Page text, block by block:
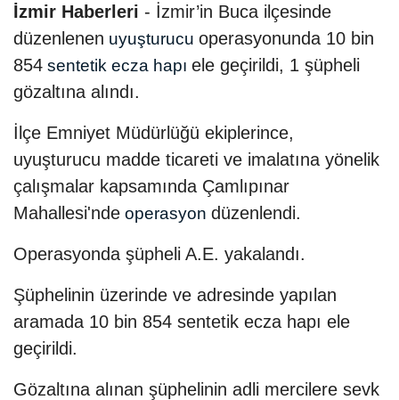
İzmir Haberleri - İzmir’in Buca ilçesinde
düzenlenen uyuşturucu operasyonunda 10 bin
854 sentetik ecza hapı ele geçirildi, 1 şüpheli
gözaltına alındı.
İlçe Emniyet Müdürlüğü ekiplerince,
uyuşturucu madde ticareti ve imalatına yönelik
çalışmalar kapsamında Çamlıpınar
Mahallesi'nde operasyon düzenlendi.
Operasyonda şüpheli A.E. yakalandı.
Şüphelinin üzerinde ve adresinde yapılan
aramada 10 bin 854 sentetik ecza hapı ele
geçirildi.
Gözaltına alınan şüphelinin adli mercilere sevk